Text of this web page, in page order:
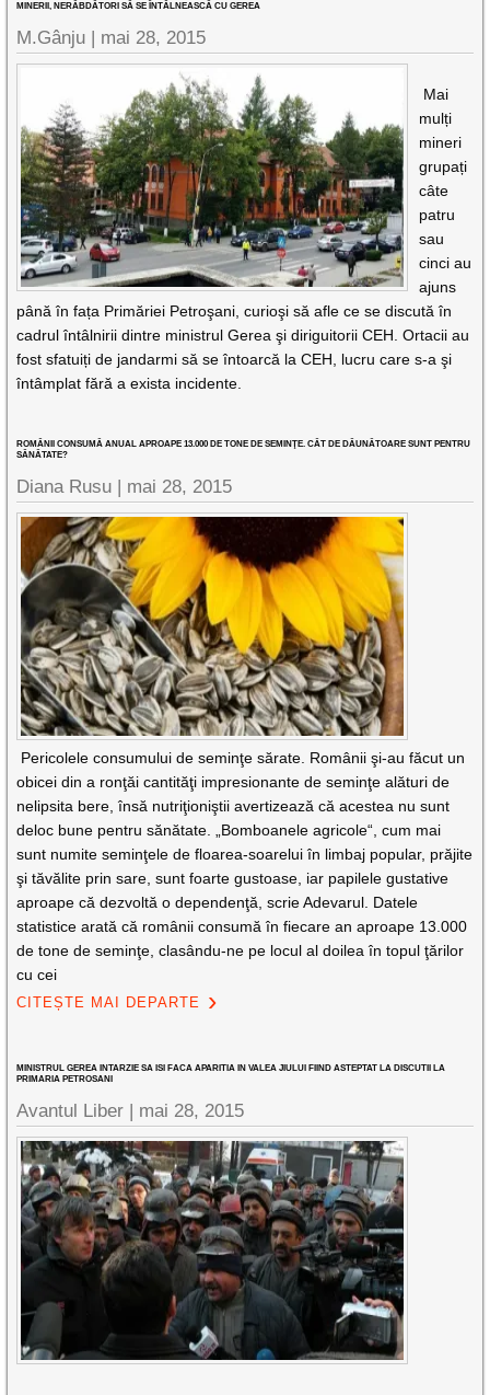
MINERII, NERĂBDĂTORI SĂ SE ÎNTÂLNEASCĂ CU GEREA
M.Gânju | mai 28, 2015
Mai
mulți
mineri
grupați
câte
patru
sau
cinci au
ajuns
până în fața Primăriei Petroşani, curioşi să afle ce se discută în
cadrul întâlnirii dintre ministrul Gerea şi diriguitorii CEH. Ortacii au
fost sfatuiți de jandarmi să se întoarcă la CEH, lucru care s-a şi
întâmplat fără a exista incidente.
ROMÂNII CONSUMĂ ANUAL APROAPE 13.000 DE TONE DE SEMINŢE. CÂT DE DĂUNĂTOARE SUNT PENTRU
SĂNĂTATE?
Diana Rusu | mai 28, 2015
Pericolele consumului de seminţe sărate. Românii şi-au făcut un
obicei din a ronţăi cantităţi impresionante de seminţe alături de
nelipsita bere, însă nutriţioniştii avertizează că acestea nu sunt
deloc bune pentru sănătate. „Bomboanele agricole“, cum mai
sunt numite seminţele de floarea-soarelui în limbaj popular, prăjite
şi tăvălite prin sare, sunt foarte gustoase, iar papilele gustative
aproape că dezvoltă o dependenţă, scrie Adevarul. Datele
statistice arată că românii consumă în fiecare an aproape 13.000
de tone de seminţe, clasându-ne pe locul al doilea în topul ţărilor
cu cei
CITEȘTE MAI DEPARTE
MINISTRUL GEREA INTARZIE SA ISI FACA APARITIA IN VALEA JIULUI FIIND ASTEPTAT LA DISCUTII LA
PRIMARIA PETROSANI
Avantul Liber | mai 28, 2015